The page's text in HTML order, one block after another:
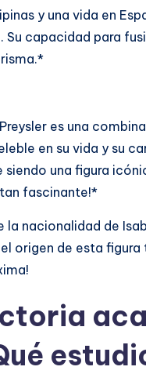
y una vida en
Su capacidad para
es una
en su vida y su
una figura
fascinante!*
nacionalidad de
origen de esta figura